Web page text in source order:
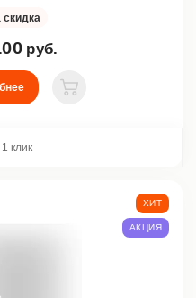
руб.
В корзину
клик
ХИТ
АКЦИЯ